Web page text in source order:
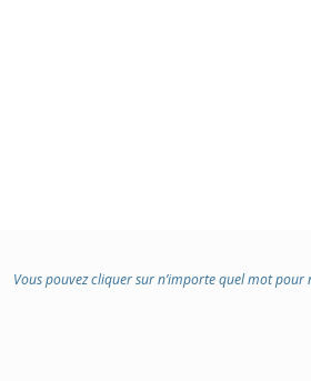
Vous pouvez cliquer sur n’importe quel mot